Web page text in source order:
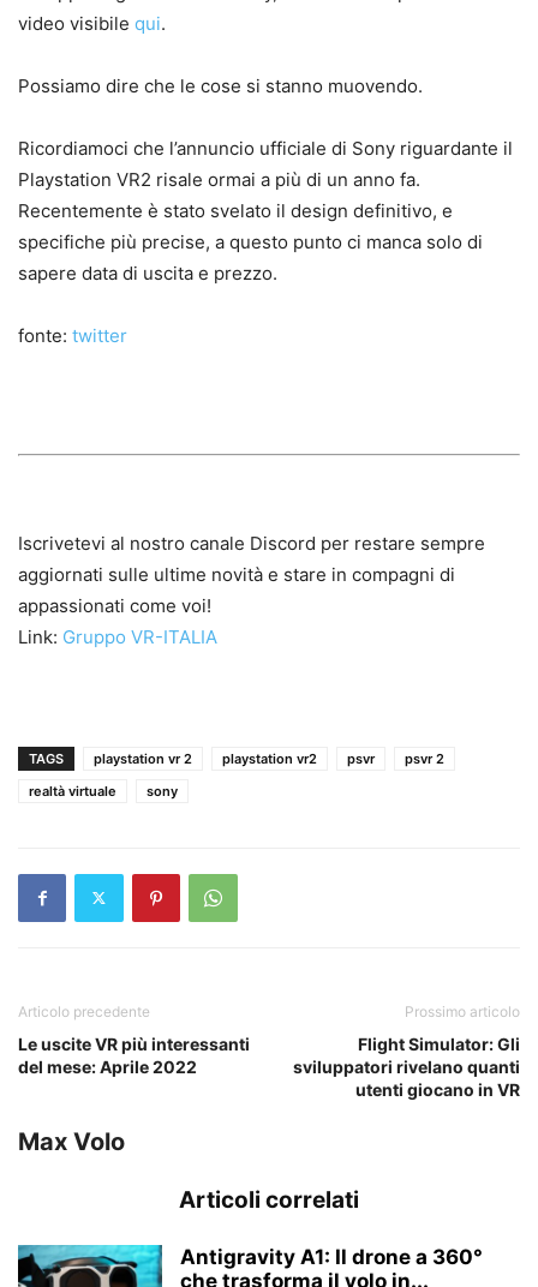
video visibile qui.
Possiamo dire che le cose si stanno muovendo.
Ricordiamoci che l’annuncio ufficiale di Sony riguardante il
Playstation VR2 risale ormai a più di un anno fa.
Recentemente è stato svelato il design definitivo, e
specifiche più precise, a questo punto ci manca solo di
sapere data di uscita e prezzo.
fonte: twitter
Iscrivetevi al nostro canale Discord per restare sempre
aggiornati sulle ultime novità e stare in compagni di
appassionati come voi!
Link: Gruppo VR-ITALIA
TAGS playstation vr 2 playstation vr2 psvr
psvr 2
realtà virtuale
sony
Articolo precedente
Le uscite VR più interessanti
del mese: Aprile 2022
Prossimo articolo
Flight Simulator: Gli
sviluppatori rivelano quanti
utenti giocano in VR
Max Volo
Articoli correlati
Antigravity A1: Il drone a 360°
che trasforma il volo in...